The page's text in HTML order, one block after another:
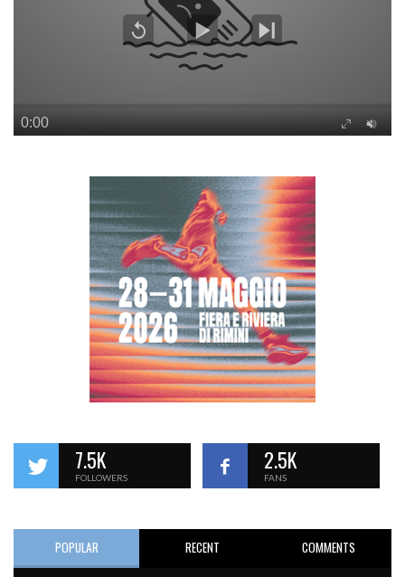
7.5K
FOLLOWERS
2.5K
FANS
POPULAR RECENT COMMENTS